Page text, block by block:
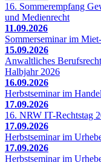
16. Sommerempfang
und Medienrecht
11.09.2026
Sommerseminar im
15.09.2026
Anwaltliches
Halbjahr 2026
16.09.2026
Herbstseminar im
17.09.2026
16. NRW IT-Rechtstag
17.09.2026
Herbstseminar im
17.09.2026
Herbstseminar im